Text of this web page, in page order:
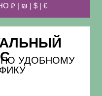
₽ | ₪ | $ | €
ПО УДОБНОМУ